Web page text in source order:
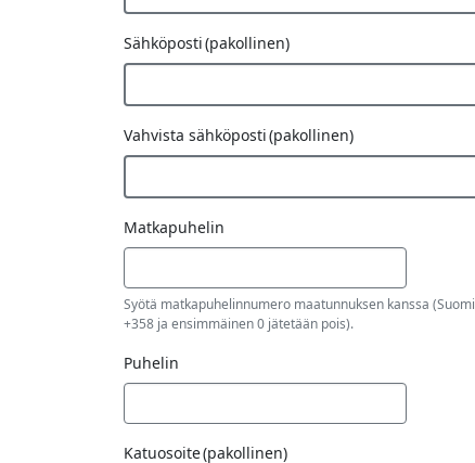
Sähköposti(pakollinen)
Vahvista sähköposti(pakollinen)
Password
Key
Matkapuhelin
Syötä matkapuhelinnumero maatunnuksen kanssa (Suomi
+358 ja ensimmäinen 0 jätetään pois).
Puhelin
Katuosoite(pakollinen)